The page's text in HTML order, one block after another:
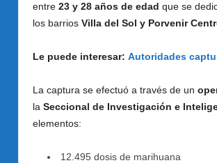
entre23 y 28 años de edad que se
los barriosVilla del Sol y Porvenir
Le puede interesar: Autoridades
La captura se efectuó a través de un
la Seccional de Investigación e
elementos:
12.495 dosis de marihuana